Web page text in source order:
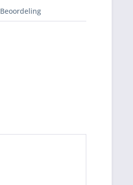
Beoordeling